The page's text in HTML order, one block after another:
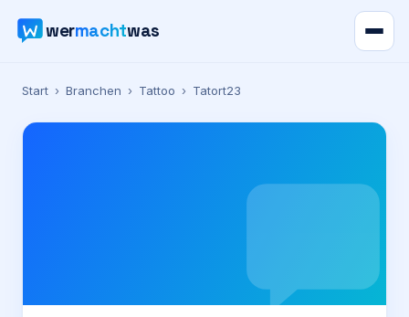
wermachtwas
Verzeichnis
Karte
Start › Branchen › Tattoo › Tatort23